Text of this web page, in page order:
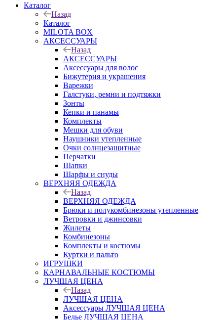
Каталог
Назад
Каталог
MILOTA BOX
АКСЕССУАРЫ
Назад
АКСЕССУАРЫ
Аксессуары для волос
Бижутерия и украшения
Варежки
Галстуки, ремни и подтяжки
Зонты
Кепки и панамы
Комплекты
Мешки для обуви
Наушники утепленные
Очки солнцезащитные
Перчатки
Шапки
Шарфы и снуды
ВЕРХНЯЯ ОДЕЖДА
Назад
ВЕРХНЯЯ ОДЕЖДА
Брюки и полукомбинезоны утепленные
Ветровки и джинсовки
Жилеты
Комбинезоны
Комплекты и костюмы
Куртки и пальто
ИГРУШКИ
КАРНАВАЛЬНЫЕ КОСТЮМЫ
ЛУЧШАЯ ЦЕНА
Назад
ЛУЧШАЯ ЦЕНА
Аксессуары ЛУЧШАЯ ЦЕНА
Белье ЛУЧШАЯ ЦЕНА